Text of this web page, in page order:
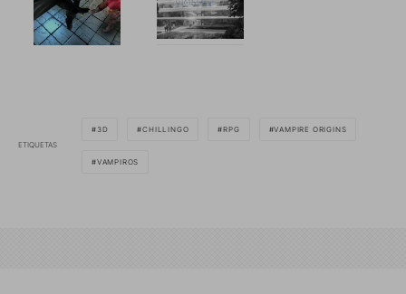
ETIQUETAS
3D CHILLINGO RPG VAMPIRE ORIGINS
VAMPIROS